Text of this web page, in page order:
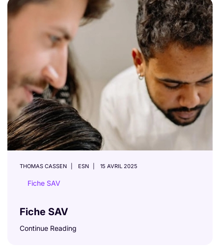
THOMAS CASSEN ESN 15 AVRIL 2025
Fiche SAV
Fiche SAV
Continue Reading